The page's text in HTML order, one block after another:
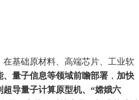
基础原材料、高端芯片、工业软
、量子信息等领域前瞻部署 ， 加快
超导量子计算原型机、“嫦娥六